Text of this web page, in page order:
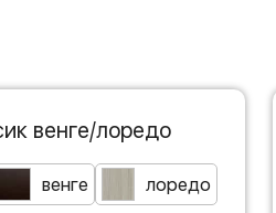
венге/лоредо
венге лоредо